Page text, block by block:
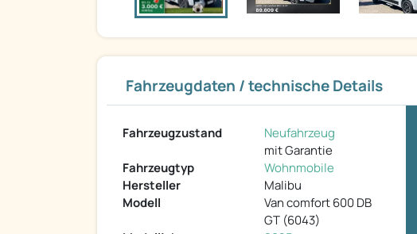
Fahrzeugdaten / technische Details
Fahrzeugzustand
Neufahrzeug
mit Garantie
Fahrzeugtyp
Wohnmobile
Hersteller
Malibu
Modell
Van comfort 600 DB
GT (6043)